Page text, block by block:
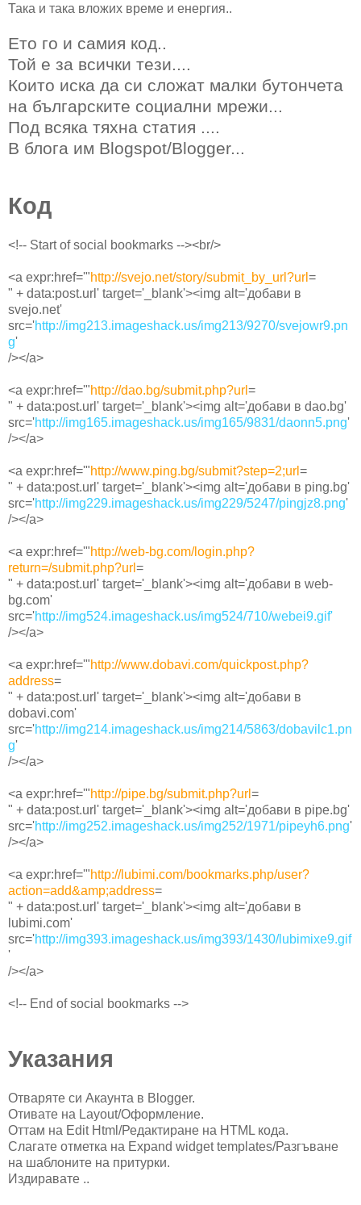
Така и така вложих време и енергия..
Ето го и самия код..
Той е за всички тези....
Които иска да си сложат малки бутончета
на българските социални мрежи...
Под всяка тяхна статия ....
В блога им Blogspot/Blogger...
Код
<!-- Start of social bookmarks --><br/>
<a expr:href='"http://svejo.net/story/submit_by_url?url =
" + data:post.url' target='_blank'><img alt='добави в
svejo.net'
src='http://img213.imageshack.us/img213/9270/svejowr9.pn
g'
/></a>
<a expr:href='"http://dao.bg/submit.php?url =
" + data:post.url' target='_blank'><img alt='добави в dao.bg'
src='http://img165.imageshack.us/img165/9831/daonn5.png'
/></a>
<a expr:href='"http://www.ping.bg/submit?step=2;url =
" + data:post.url' target='_blank'><img alt='добави в ping.bg'
src='http://img229.imageshack.us/img229/5247/pingjz8.png'
/></a>
<a expr:href='"http://web-bg.com/login.php?
return=/submit.php?url =
" + data:post.url' target='_blank'><img alt='добави в web-
bg.com'
src='http://img524.imageshack.us/img524/710/webei9.gif'
/></a>
<a expr:href='"http://www.dobavi.com/quickpost.php?
address=
" + data:post.url' target='_blank'><img alt='добави в
dobavi.com'
src='http://img214.imageshack.us/img214/5863/dobavilc1.pn
g'
/></a>
<a expr:href='"http://pipe.bg/submit.php?url =
" + data:post.url' target='_blank'><img alt='добави в pipe.bg'
src='http://img252.imageshack.us/img252/1971/pipeyh6.png'
/></a>
<a expr:href='"http://lubimi.com/bookmarks.php/user?
action=add&amp;address=
" + data:post.url' target='_blank'><img alt='добави в
lubimi.com'
src='http://img393.imageshack.us/img393/1430/lubimixe9.gif
'
/></a>
<!-- End of social bookmarks -->
Указания
Отваряте си Акаунта в Blogger.
Oтивате на Layout/Oформление.
Oттам на Еdit Html/Редактиране на HTML кода.
Слагате отметка на Еxpand widget templates/Разгъване
на шаблоните на притурки.
Издиравате ..